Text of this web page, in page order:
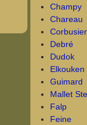
Champy
Chareau
Corbusier
Debré
Dudok
Elkouken
Guimard
Mallet
Falp
Feine